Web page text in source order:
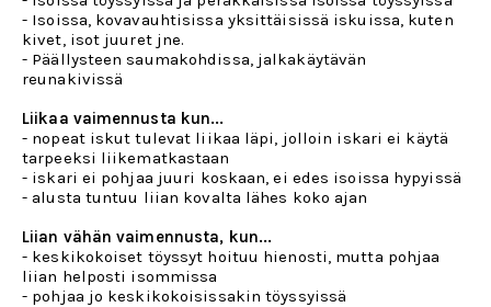
- Isoissa, kovavauhtisissa yksittäisissä iskuissa, kuten
kivet, isot juuret jne.
- Päällysteen saumakohdissa, jalkakäytävän
reunakivissä
Liikaa vaimennusta kun...
- nopeat iskut tulevat liikaa läpi, jolloin iskari ei käytä
tarpeeksi liikematkastaan
- iskari ei pohjaa juuri koskaan, ei edes isoissa hypyissä
- alusta tuntuu liian kovalta lähes koko ajan
Liian vähän vaimennusta, kun...
- keskikokoiset töyssyt hoituu hienosti, mutta pohjaa
liian helposti isommissa
- pohjaa jo keskikokoisissakin töyssyissä